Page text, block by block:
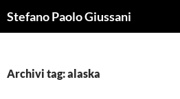
alStefano Paolo Giussani
Archivi tag: alaska